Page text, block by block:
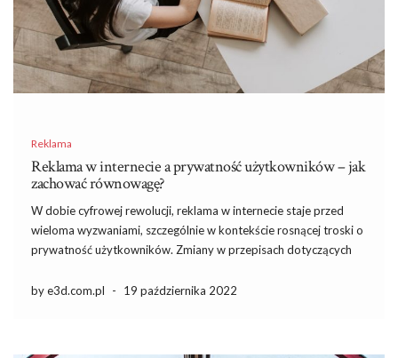
Reklama
Reklama w internecie a prywatność użytkowników – jak
zachować równowagę?
W dobie cyfrowej rewolucji, reklama w internecie staje przed
wieloma wyzwaniami, szczególnie w kontekście rosnącej troski o
prywatność użytkowników. Zmiany w przepisach dotyczących
stawiają firmy w trudnej sytuacji, gdzie muszą łączyć
by e3d.com.pl - 19 października 2022